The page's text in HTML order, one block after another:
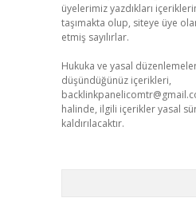
üyelerimiz yazdıkları
taşımakta olup, siteye üye
etmiş sayılırlar.
Hukuka ve yasal
düşündüğünüz içerikleri,
halinde, ilgili içerikler yasal
kaldırılacaktır.